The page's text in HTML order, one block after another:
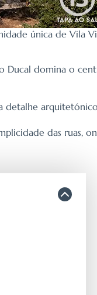
única de Vila
domina o
detalhe
das